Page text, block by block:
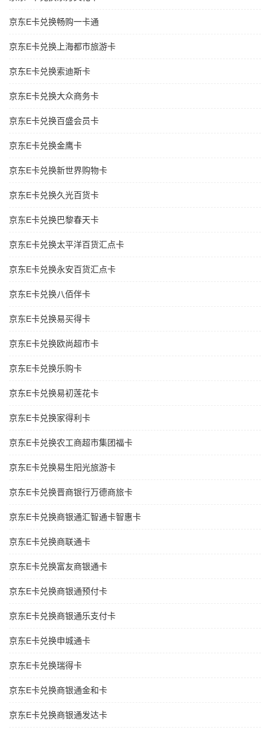
京东E卡兑换畅购一卡通
京东E卡兑换上海都市旅游卡
京东E卡兑换索迪斯卡
京东E卡兑换大众商务卡
京东E卡兑换百盛会员卡
京东E卡兑换金鹰卡
京东E卡兑换新世界购物卡
京东E卡兑换久光百货卡
京东E卡兑换巴黎春天卡
京东E卡兑换太平洋百货汇点卡
京东E卡兑换永安百货汇点卡
京东E卡兑换八佰伴卡
京东E卡兑换易买得卡
京东E卡兑换欧尚超市卡
京东E卡兑换乐购卡
京东E卡兑换易初莲花卡
京东E卡兑换家得利卡
京东E卡兑换农工商超市集团福卡
京东E卡兑换易生阳光旅游卡
京东E卡兑换晋商银行万德商旅卡
京东E卡兑换商银通汇智通卡智惠卡
京东E卡兑换商联通卡
京东E卡兑换富友商银通卡
京东E卡兑换商银通预付卡
京东E卡兑换商银通乐支付卡
京东E卡兑换申城通卡
京东E卡兑换瑞得卡
京东E卡兑换商银通金和卡
京东E卡兑换商银通发达卡